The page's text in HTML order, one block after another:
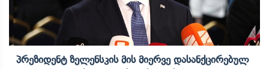
Პრეზიდენტ Ზელენსკის Მის Მიერვე Დასანქცირებულ